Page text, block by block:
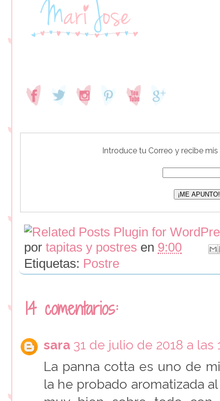
Introduce tu Correo y recibe
por tapitas y postres en 9:00
Etiquetas: Postre
14 comentarios:
sara 31 de julio de 2018 a las
La panna cotta es uno de
la he probado aromatizada